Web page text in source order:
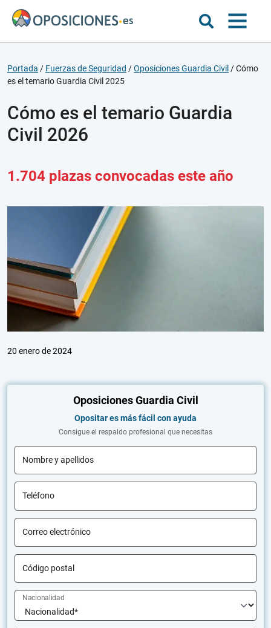
Portada / Fuerzas de Seguridad /Oposiciones Guardia Civil /Cómo
es el temario Guardia Civil 2025
Cómo es el temario Guardia
Civil 2026
1.704 plazas convocadas este año
20 enero de 2024
Oposiciones Guardia Civil
Opositar es más fácil con ayuda
Consigue el respaldo profesional que necesitas
Nombre y apellidos
Teléfono
Correo electrónico
Código postal
Nacionalidad